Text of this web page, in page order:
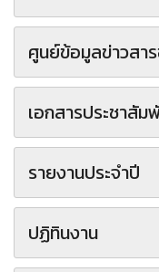
ศูนย์ข้อมูลข่าวสา
เอกสารประชาสัม
รายงานประจำปี
ปฏิทินงาน